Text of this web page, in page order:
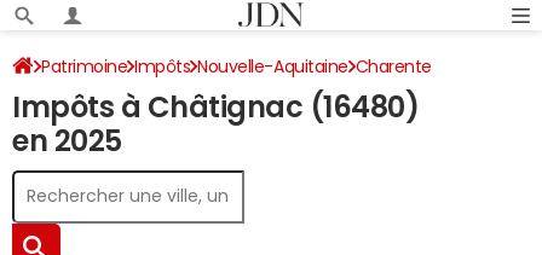
Patrimoine Impôts Nouvelle-Aquitaine Charente
Châtignac Impôt sur le revenu
Impôts à Châtignac (16480)
en 2025